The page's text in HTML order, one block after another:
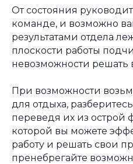
От состояния
команде, и возможно
результатами отдела
плоскости работы
невозможности
При возможности
для отдыха,
переведя их из острой
которой вы можете
работу и решать свои
пренебрегайте